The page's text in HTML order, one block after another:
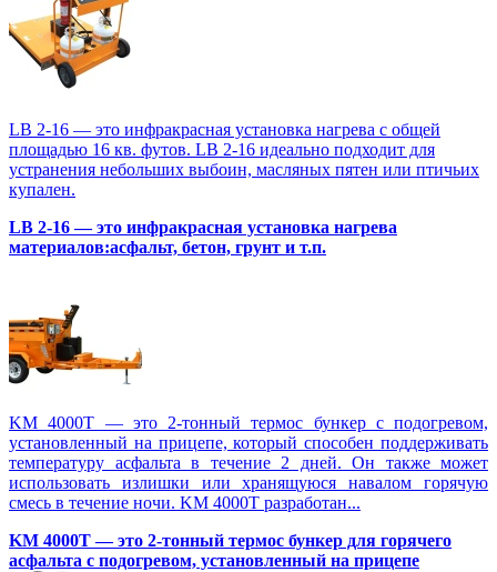
LB 2-16 — это инфракрасная установка нагрева с общей
площадью 16 кв. футов. LB 2-16 идеально подходит для
устранения небольших выбоин, масляных пятен или птичьих
купален.
LB 2-16 — это инфракрасная установка нагрева
материалов:асфальт, бетон, грунт и т.п.
KM 4000T — это 2-тонный термос бункер с подогревом,
установленный на прицепе, который способен поддерживать
температуру асфальта в течение 2 дней. Он также может
использовать излишки или хранящуюся навалом горячую
смесь в течение ночи. KM 4000T разработан...
KM 4000T — это 2-тонный термос бункер для горячего
асфальта с подогревом, установленный на прицепе